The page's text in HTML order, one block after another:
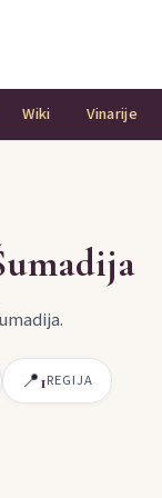
Wiki Vinarije
📍1REGIJA